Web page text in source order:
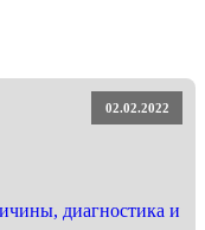
02.02.2022